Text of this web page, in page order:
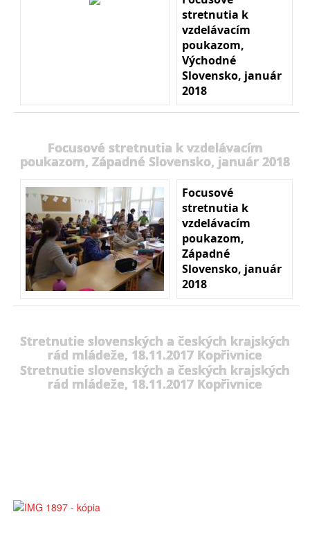
stretnutia k
vzdelávacím
poukazom,
Východné
Slovensko, január
2018
Focusové stretnutia k vzdelávacím
poukazom, Západné Slovensko, január 2018
Focusové
stretnutia k
vzdelávacím
poukazom,
Západné
Slovensko, január
2018
Stretnutie slovenských a českých krajských
rád mládeže, 18.11.2017 Kopřivnice
Stretnutie slovenských a českých krajských
rád mládeže, 18.11.2017 Kopřivnice